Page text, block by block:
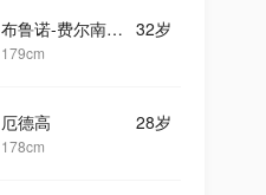
32岁
布鲁诺-费尔南德斯
179cm
28岁
厄德高
178cm